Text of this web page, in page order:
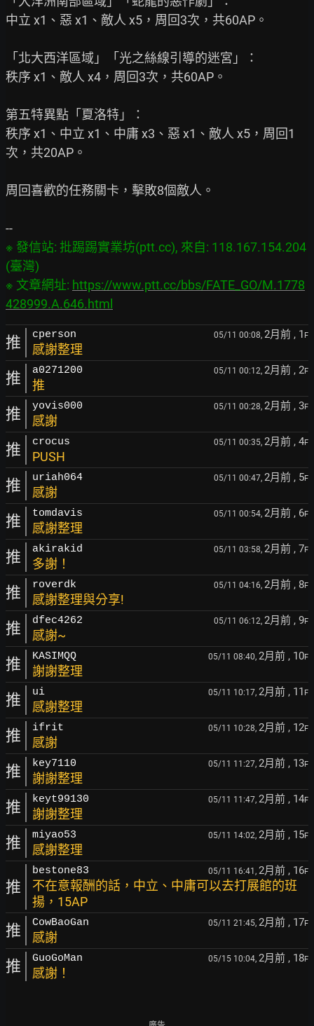
中立 x1、惡 x1、敵人 x5，周回3次，共60AP。
「北大西洋區域」「光之絲線引導的迷宮」：
秩序 x1、敵人 x4，周回3次，共60AP。
第五特異點「夏洛特」：
秩序 x1、中立 x1、中庸 x3、惡 x1、敵人 x5，周回1
次，共20AP。
周回喜歡的任務關卡，擊敗8個敵人。
※ 發信站: 批踢踢實業坊(ptt.cc), 來自: 118.167.154.204
(臺灣)
※ 文章網址: https://www.ptt.cc/bbs/FATE_GO/M.1778
428999.A.646.html
推 cperson 05/11 00:08, 2月前 , 1 F
感謝整理
推 a0271200 05/11 00:12, 2月前 , 2F
推
推 yovis000 05/11 00:28, 2月前 , 3F
感謝
推 crocus 05/11 00:35, 2月前 , 4F
PUSH
推 uriah064 05/11 00:47, 2月前 , 5F
感謝
推 tomdavis 05/11 00:54, 2月前 , 6F
感謝整理
推 akirakid 05/11 03:58, 2月前 , 7F
多謝！
推 roverdk 05/11 04:16, 2月前 , 8F
感謝整理與分享!
推 dfec4262 05/11 06:12, 2月前 , 9F
感謝~
推 KASIMQQ 05/11 08:40, 2月前 , 10F
謝謝整理
推 ui 05/11 10:17, 2月前 , 11 F
感謝整理
推 ifrit 05/11 10:28, 2月前 , 12F
感謝
推 key7110 05/11 11:27, 2月前 , 13F
謝謝整理
推 keyt99130 05/11 11:47, 2月前 , 14F
謝謝整理
推 miyao53 05/11 14:02, 2月前 , 15F
感謝整理
推
bestone83 05/11 16:41, 2月前 , 16F
不在意報酬的話，中立、中庸可以去打展館的班
揚，15AP
推 CowBaoGan 05/11 21:45, 2月前 , 17F
感謝
推 GuoGoMan 05/15 10:04, 2月前 , 18F
感謝！